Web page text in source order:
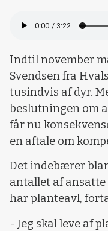
Indtil november
Svendsen fra
tusindvis af dyr.
beslutningen om
får nu
en aftale om
Det indebærer
antallet af ansatte
har planteavl,
- Jeg skal leve af